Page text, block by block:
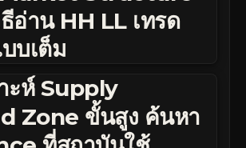
อ่าน HH LL เทรด
บเต็ม
ะห์ Supply
Zone ขั้นสูง ค้นหา